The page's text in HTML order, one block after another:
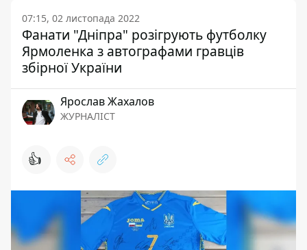
07:15, 02 листопада 2022
Фанати "Дніпра" розігрують футболку
Ярмоленка з автографами гравців
збірної України
Ярослав Жахалов
ЖУРНАЛІСТ
👍